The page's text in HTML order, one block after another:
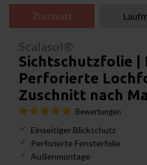
Zuschnitt
Scalasol®
Sichtschutzfolie |
Perforierte
Zuschnitt nach
Bewertungen
Einseitiger Blickschutz
Perforierte Fensterfolie
Außenmontage